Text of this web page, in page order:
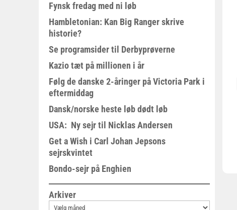
Fynsk fredag med ni løb
Hambletonian: Kan Big Ranger skrive
historie?
Se programsider til Derbyprøverne
Kazio tæt på millionen i år
Følg de danske 2-åringer på Victoria Park i
eftermiddag
Dansk/norske heste løb dødt løb
USA: Ny sejr til Nicklas Andersen
Get a Wish i Carl Johan Jepsons
sejrskvintet
Bondo-sejr på Enghien
Arkiver